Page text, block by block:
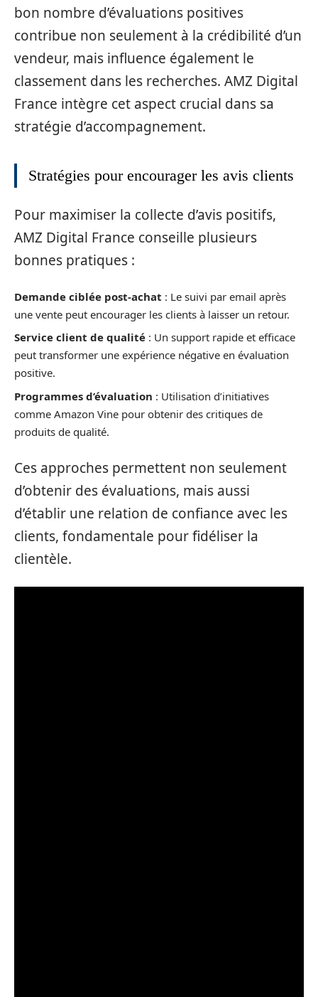
bon nombre d’évaluations positives
contribue non seulement à la crédibilité d’un
vendeur, mais influence également le
classement dans les recherches. AMZ Digital
France intègre cet aspect crucial dans sa
stratégie d’accompagnement.
Stratégies pour encourager les avis clients
Pour maximiser la collecte d’avis positifs,
AMZ Digital France conseille plusieurs
bonnes pratiques :
Demande ciblée post-achat : Le suivi par email après
une vente peut encourager les clients à laisser un retour.
Service client de qualité : Un support rapide et efficace
peut transformer une expérience négative en évaluation
positive.
Programmes d’évaluation : Utilisation d’initiatives
comme Amazon Vine pour obtenir des critiques de
produits de qualité.
Ces approches permettent non seulement
d’obtenir des évaluations, mais aussi
d’établir une relation de confiance avec les
clients, fondamentale pour fidéliser la
clientèle.